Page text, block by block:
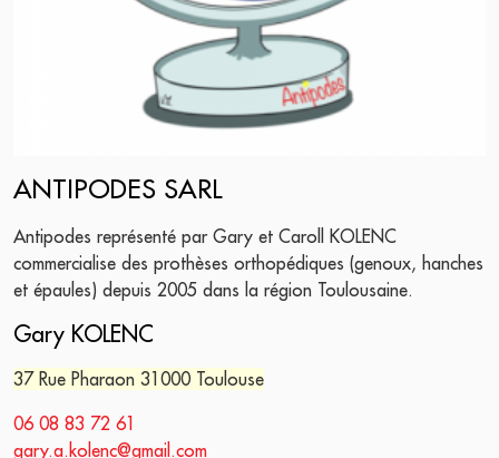
ANTIPODES SARL
Antipodes représenté par Gary et Caroll KOLENC
commercialise des prothèses orthopédiques (genoux, hanches
et épaules) depuis 2005 dans la région Toulousaine.
Gary KOLENC
37 Rue Pharaon 31000 Toulouse
06 08 83 72 61
gary.a.kolenc@gmail.com